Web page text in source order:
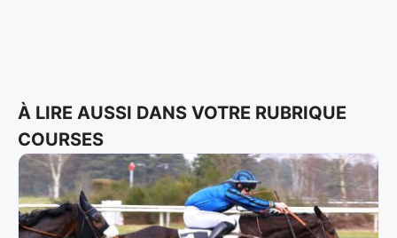
À LIRE AUSSI DANS VOTRE RUBRIQUE
COURSES